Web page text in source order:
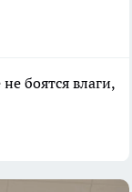
боятся влаги,